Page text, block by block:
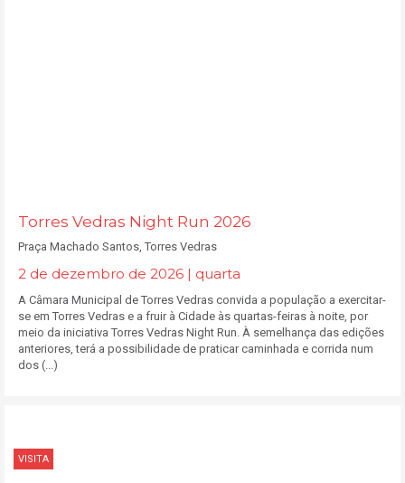
Torres Vedras Night Run 2026
Praça Machado Santos, Torres Vedras
2 de dezembro de 2026 | quarta
A Câmara Municipal de Torres Vedras convida a população a exercitar-
se em Torres Vedras e a fruir à Cidade às quartas-feiras à noite, por
meio da iniciativa Torres Vedras Night Run. À semelhança das edições
anteriores, terá a possibilidade de praticar caminhada e corrida num
dos (...)
VISITA